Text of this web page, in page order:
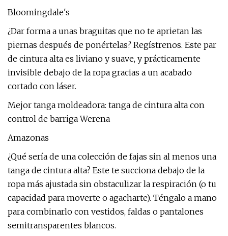
Bloomingdale's
¿Dar forma a unas braguitas que no te aprietan las
piernas después de ponértelas? Regístrenos. Este par
de cintura alta es liviano y suave, y prácticamente
invisible debajo de la ropa gracias a un acabado
cortado con láser.
Mejor tanga moldeadora: tanga de cintura alta con
control de barriga Werena
Amazonas
¿Qué sería de una colección de fajas sin al menos una
tanga de cintura alta? Este te succiona debajo de la
ropa más ajustada sin obstaculizar la respiración (o tu
capacidad para moverte o agacharte). Téngalo a mano
para combinarlo con vestidos, faldas o pantalones
semitransparentes blancos.